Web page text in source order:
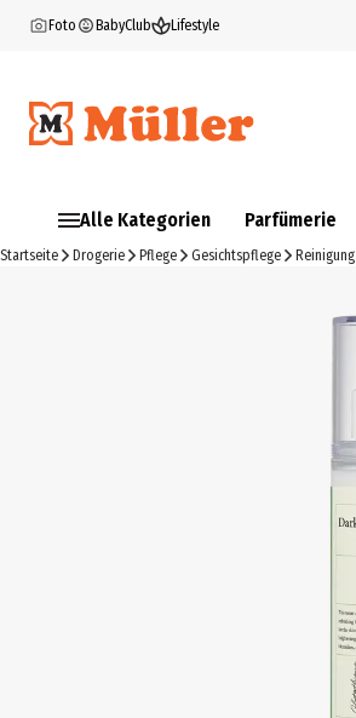
Foto BabyClub Lifestyle
Alle Kategorien Parfümerie
Startseite Drogerie Pflege Gesichtspflege Reinigung